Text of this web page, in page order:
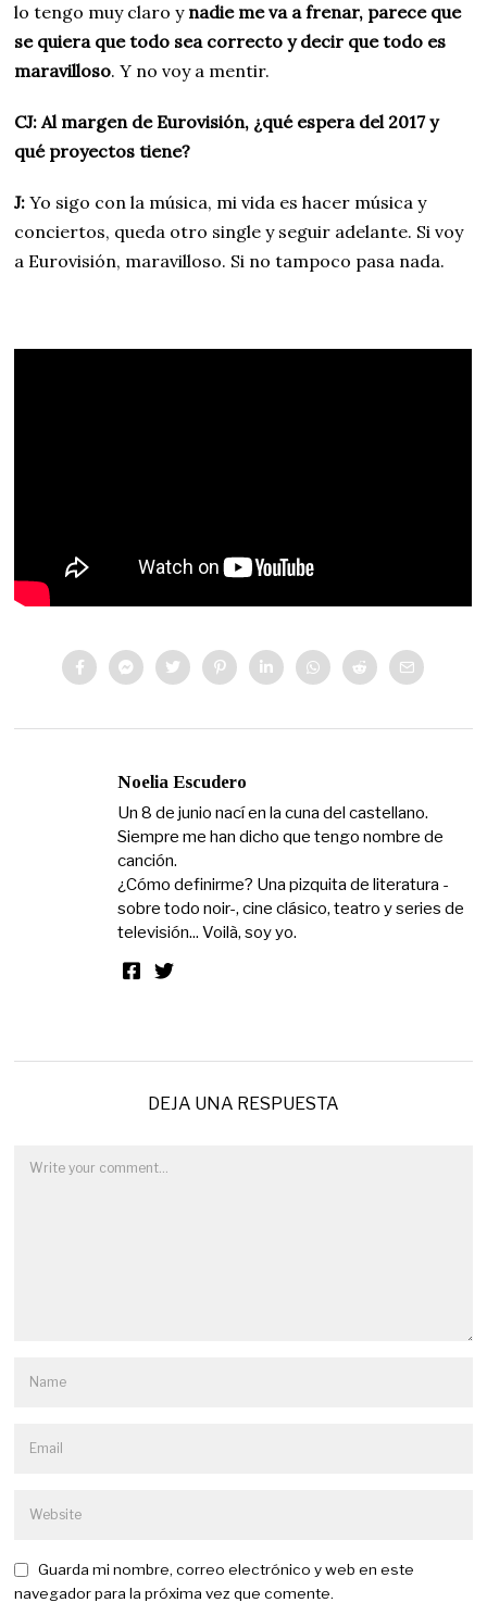
lo tengo muy claro y nadie me va a frenar, parece que
se quiera que todo sea correcto y decir que todo es
maravilloso. Y no voy a mentir.
CJ: Al margen de Eurovisión, ¿qué espera del 2017 y
qué proyectos tiene?
J: Yo sigo con la música, mi vida es hacer música y
conciertos, queda otro single y seguir adelante. Si voy
a Eurovisión, maravilloso. Si no tampoco pasa nada.
Noelia Escudero
Un 8 de junio nací en la cuna del castellano.
Siempre me han dicho que tengo nombre de
canción.
¿Cómo definirme? Una pizquita de literatura -
sobre todo noir-, cine clásico, teatro y series de
televisión... Voilà, soy yo.
DEJA UNA RESPUESTA
Guarda mi nombre, correo electrónico y web en este
navegador para la próxima vez que comente.